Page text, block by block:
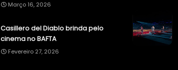
Março 16, 2026
Casillero del Diablo brinda pelo
cinema no BAFTA
Fevereiro 27, 2026